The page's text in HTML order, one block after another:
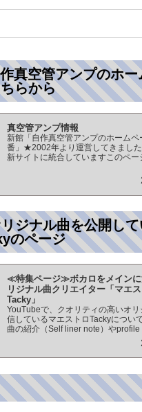
真空管アンプのホー
らから
真空管アンプ情報
新館「自作真空管アンプのホームペ
番」★2002年より運営してきました
新サイトに統合していますこのペー
のTOPページになりますオーディ
ジナル曲を公開し
のページ
≪特集ページ≫ボカロをメインに
リジナル曲クリエイター「マエ
Tacky」
YouTubeで、クオリティの高いオリ
信しているマエストロTackyについ
曲の紹介（Self liner note）やprofile
ど★動画チャンネル登録100人突破